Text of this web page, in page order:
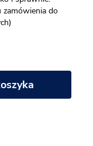
zamówienia do